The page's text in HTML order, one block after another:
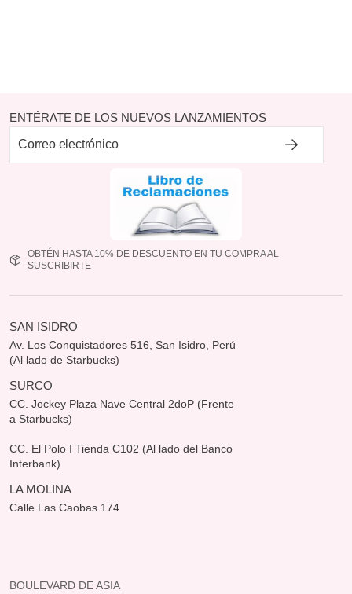
ENTÉRATE DE LOS NUEVOS LANZAMIENTOS
OBTÉN HASTA 10% DE DESCUENTO EN TU COMPRA AL
SUSCRIBIRTE
SAN ISIDRO
Av. Los Conquistadores 516, San Isidro, Perú
(Al lado de Starbucks)
SURCO
CC. Jockey Plaza Nave Central 2doP (Frente
a Starbucks)
CC. El Polo I Tienda C102 (Al lado del Banco
Interbank)
LA MOLINA
Calle Las Caobas 174
BOULEVARD DE ASIA